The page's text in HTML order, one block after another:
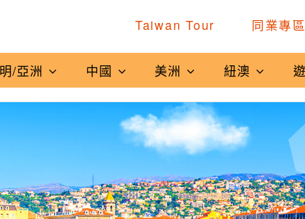
Taiwan Tour 同業專區
/亞洲 中國 美洲 紐澳